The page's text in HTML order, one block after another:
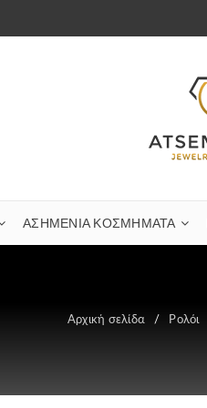
ΑΣΗΜΈΝΙΑ ΚΟΣΜΉΜΑΤΑ
Αρχική σελίδα / Ρολόι